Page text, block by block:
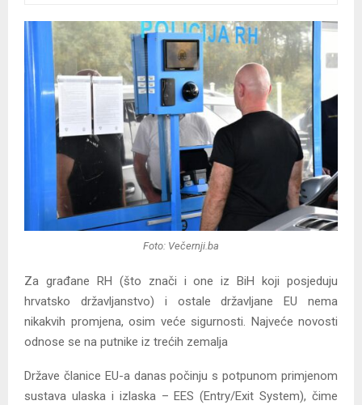
Foto: Večernji.ba
Za građane RH (što znači i one iz BiH koji posjeduju
hrvatsko državljanstvo) i ostale državljane EU nema
nikakvih promjena, osim veće sigurnosti. Najveće novosti
odnose se na putnike iz trećih zemalja
Države članice EU-a danas počinju s potpunom primjenom
sustava ulaska i izlaska – EES (Entry/Exit System), čime